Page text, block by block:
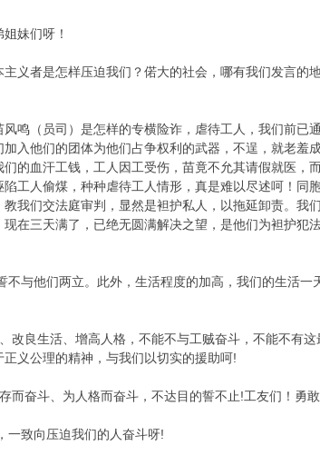
妹们呀！
义者是怎样压迫我们？偌大的社会，哪有我们发言的
鸣（员司）是怎样的专横险诈，虐待工人，我们前已
入他们的团体为他们占争权利的武器，不逞，就老羞
的血汗工钱，工人因工受伤，苗竟不允其请假就医，
工人偷煤，种种虐待工人情形，真是难以尽述呵！同
我们交法庭审判，显然是袒护私人，以拖延卸责。我
在三天满了，已绝无圆满解决之望，是他们为袒护
与他们两立。此外，生活程度的加高，我们的生活
改良生活、增高人格，不能不与工贼奋斗，不能不有
义公理的精神，与我们以切实的援助呵!
而奋斗、为人格而奋斗，不达目的誓不止!工友们！勇
一致向压迫我们的人奋斗呀!